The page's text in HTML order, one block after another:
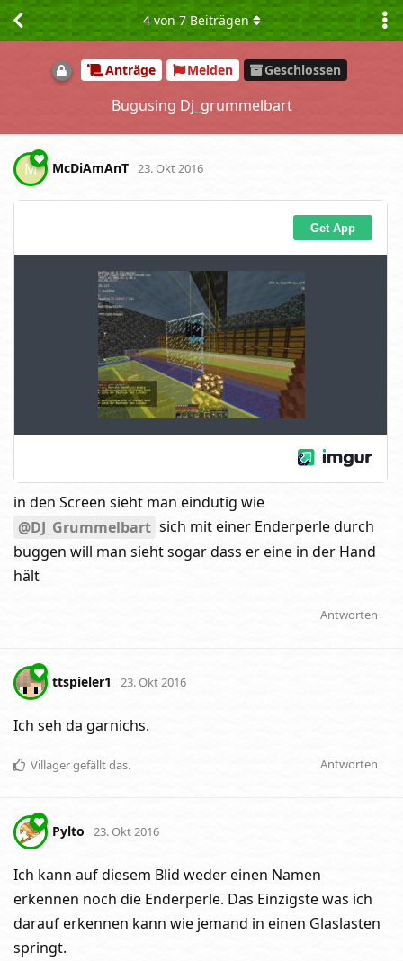
Anträge Melden Geschlossen
Bugusing Dj_grummelbart
4von 7Beiträgen
M McDiAmAnT 23. Okt 2016
in den Screen sieht man eindutig wie
@DJ_Grummelbart sich mit einer Enderperle durch
buggen will man sieht sogar dass er eine in der Hand
hält
Antworten
ttspieler1 23. Okt 2016
Ich seh da garnichs.
Antworten
Villagergefällt das.
Pylto 23. Okt 2016
Ich kann auf diesem Blid weder einen Namen
erkennen noch die Enderperle. Das Einzigste was ich
darauf erkennen kann wie jemand in einen Glaslasten
springt.